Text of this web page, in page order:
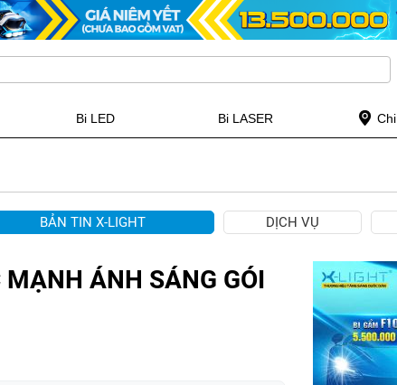
Bi LED Bi LASER
BẢN TIN X-LIGHT DỊCH VỤ
ÁNH SÁNG GÓI